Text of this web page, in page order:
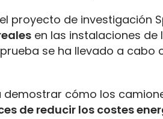
proyecto de investigación
en las instalaciones de
prueba se ha llevado a
demostrar cómo los
de reducir los costes